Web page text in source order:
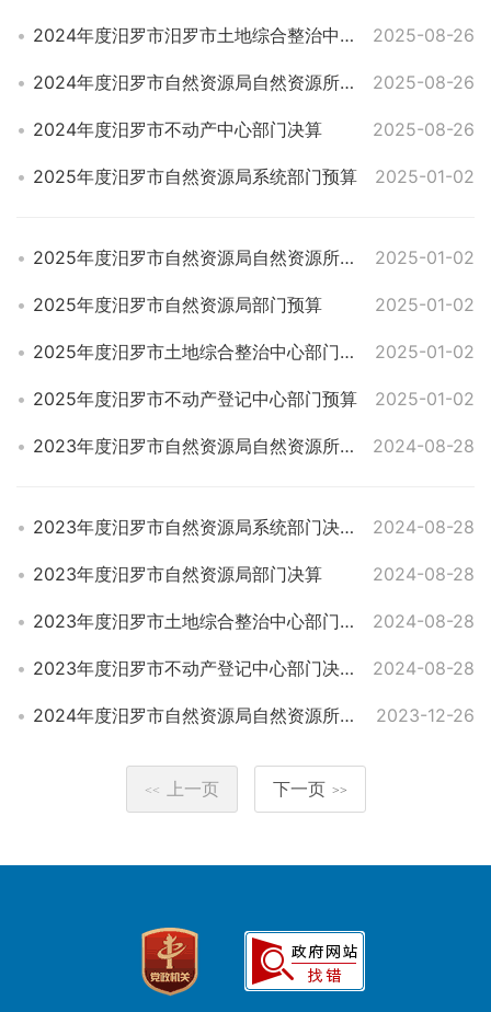
2024年度汨罗市汨罗市土地综合整治中心部门决算 2025-08-26
2024年度汨罗市自然资源局自然资源所部门决算 2025-08-26
2024年度汨罗市不动产中心部门决算 2025-08-26
2025年度汨罗市自然资源局系统部门预算 2025-01-02
2025年度汨罗市自然资源局自然资源所部门预算 2025-01-02
2025年度汨罗市自然资源局部门预算 2025-01-02
2025年度汨罗市土地综合整治中心部门预算 2025-01-02
2025年度汨罗市不动产登记中心部门预算 2025-01-02
2023年度汨罗市自然资源局自然资源所部门决算 2024-08-28
2023年度汨罗市自然资源局系统部门决算 2024-08-28
2023年度汨罗市自然资源局部门决算 2024-08-28
2023年度汨罗市土地综合整治中心部门决算 2024-08-28
2023年度汨罗市不动产登记中心部门决算 2024-08-28
2024年度汨罗市自然资源局自然资源所部门预算 2023-12-26
<< 上一页 下一页 >>